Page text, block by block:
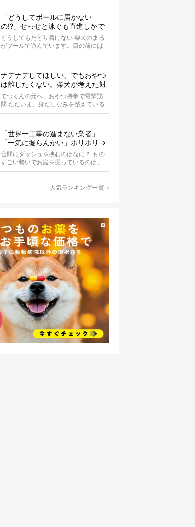
「どうしてボールに届かない
の!?」せっせと泳ぐも直進しかで
きない柴犬が可愛い【動画】
どうしてもたどり着けない 柴犬のまる
がプールで遊んでいます。目の前には
大好きなボールが。 まるは...
ナデナデしてほしい、でもおやつ
は離したくない。柴犬が考えた対
応策が、欲しがりさんすぎて笑え
る【動画】
てつくんの元へ、おやつ持参で電撃訪
問 ただいま、身だしなみを整えている
最中の柴犬てつくん。 そこへ、オーナ
「世界一工事の進まない業者」
「一気に掘らんかい」ホリホリ→
ダッシュを繰り返す柴犬に爆笑
【動画】
合間にダッシュを挟むのはなに？ もの
すごい勢いでお庭を掘っているのは、
柴犬の波平。柴犬あるあるの、突然の
人気ランキング一覧